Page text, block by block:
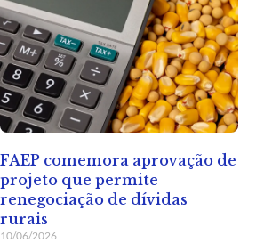
FAEP comemora aprovação de
projeto que permite
renegociação de dívidas
rurais
10/06/2026